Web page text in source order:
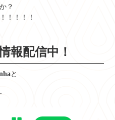
？
！！！！
報配信中！
と